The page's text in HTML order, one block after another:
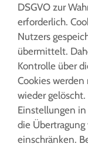
DSGVO zur
erforderlich.
Nutzers
übermittelt.
Kontrolle über
Cookies
wieder
Einstellungen
die
einschränken.